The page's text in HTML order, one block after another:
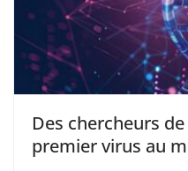
Des chercheurs
premier virus au